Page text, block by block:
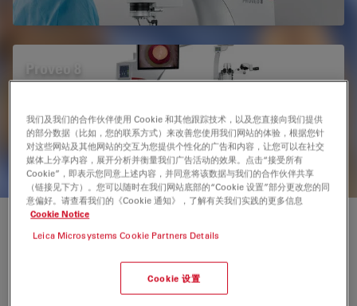
Proveo 8
在术中光学相干断层扫描下开创角膜手
路易吉·丰塔纳教授是意大利博洛尼亚大学圣奥尔索拉医院
我们及我们的合作伙伴使用 Cookie 和其他跟踪技术，以及您直接向我们提供
的部分数据（比如，您的联系方式）来改善您使用我们网站的体验，根据您针
对这些网站及其他网站的交互为您提供个性化的广告和内容，让您可以在社交
媒体上分享内容，展开分析并衡量我们广告活动的效果。点击“接受所有
Cookie”，即表示您同意上述内容，并同意将该数据与我们的合作伙伴共享
（链接见下方）。您可以随时在我们网站底部的“Cookie 设置”部分更改您的同
意偏好。请查看我们的《Cookie 通知》，了解有关我们实践的更多信息
Cookie Notice
Leica Microsystems Cookie Partners Details
Cookie 设置